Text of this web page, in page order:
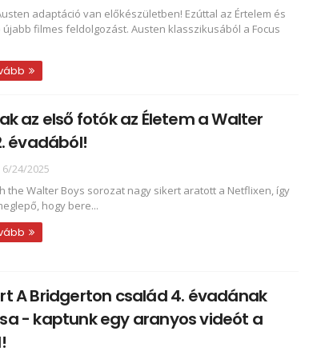
adaptáció van előkészületben! Ezúttal az Értelem és
filmes feldolgozást. Austen klasszikusából a Focus
az első fotók az Életem a Walter
évadából!
6/24/2025
the Walter Boys sorozat nagy sikert aratott a Netflixen, így
hogy bere...
A Bridgerton család 4. évadának
- kaptunk egy aranyos videót a